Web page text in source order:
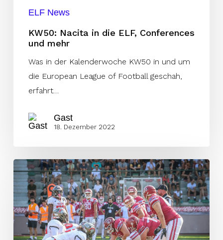
ELF News
KW50: Nacita in die ELF, Conferences
und mehr
Was in der Kalenderwoche KW50 in und um
die European League of Football geschah,
erfahrt…
Gast
18. Dezember 2022
Give
them
an
opportunity
as